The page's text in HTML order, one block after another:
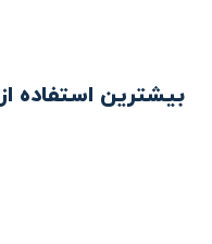
بیشترین استفاده از Dittto